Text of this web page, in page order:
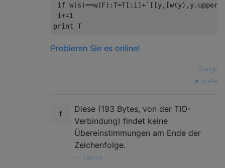
if w(s)==w(F):T=T [: i ]+`[[y,[w(y), y. upper
i+=1
print T
Probieren Sie es online!
Stange
quelle
Diese (193 Bytes, von der TIO-
Verbindung) findet keine
Übereinstimmungen am Ende der
Zeichenfolge.
Tehtmi